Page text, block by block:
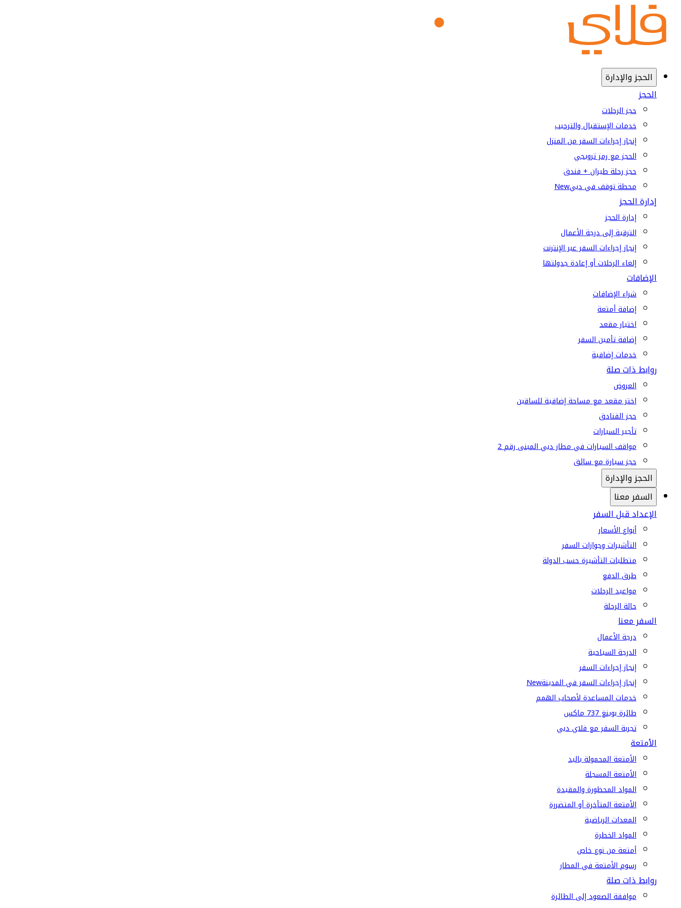
الحجز والإدارة
الحجز
حجز الرحلات
خدمات الإستقبال والترحيب
إنجاز إجراءات السفر من المنزل
الحجز مع رمز ترويجي
حجز رحلة طيران + فندق
محطة توقف في دبيNew
إدارة الحجز
إدارة الحجز
الترقية إلى درجة الأعمال
إنجاز إجراءات السفر عبر الإنترنت
إلغاء الرحلات أو إعادة جدولتها
الإضافات
شراء الإضافات
إضافة أمتعة
اختيار مقعد
إضافة تأمين السفر
خدمات إضافية
روابط ذات صلة
العروض
اختر مقعد مع مساحة إضافية للساقين
حجز الفنادق
تأجير السيارات
مواقف السيارات في مطار دبي المبنى رقم 2
حجز سيارة مع سائق
الحجز والإدارة
السفر معنا
الإعداد قبل السفر
أنواع الأسعار
التأشيرات وجوازات السفر
متطلبات التأشيرة حسب الدولة
طرق الدفع
مواعيد الرحلات
حالة الرحلة
السفر معنا
درجة الأعمال
الدرجة السياحية
إنجاز إجراءات السفر
إنجاز إجراءات السفر في المدينةNew
خدمات المساعدة لأصحاب الهمم
طائرة بوينغ 737 ماكس
تجربة السفر مع فلاي دبي
الأمتعة
الأمتعة المحمولة باليد
الأمتعة المسجلة
المواد المحظورة والمقيدة
الأمتعة المتأخرة أو المتضررة
المعدات الرياضية
المواد الخطرة
أمتعة من نوع خاص
رسوم الأمتعة في المطار
روابط ذات صلة
موافقة الصعود إلى الطائرة